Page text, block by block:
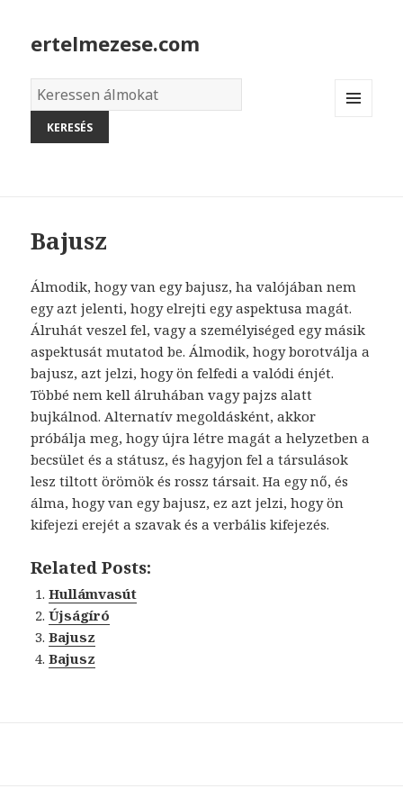
ertelmezese.com
Álmok
szótára
Bajusz
Álmodik, hogy van egy bajusz, ha valójában nem
egy azt jelenti, hogy elrejti egy aspektusa magát.
Álruhát veszel fel, vagy a személyiséged egy másik
aspektusát mutatod be. Álmodik, hogy borotválja a
bajusz, azt jelzi, hogy ön felfedi a valódi énjét.
Többé nem kell álruhában vagy pajzs alatt
bujkálnod. Alternatív megoldásként, akkor
próbálja meg, hogy újra létre magát a helyzetben a
becsület és a státusz, és hagyjon fel a társulások
lesz tiltott örömök és rossz társait. Ha egy nő, és
álma, hogy van egy bajusz, ez azt jelzi, hogy ön
kifejezi erejét a szavak és a verbális kifejezés.
Related Posts:
Hullámvasút
Újságíró
Bajusz
Bajusz